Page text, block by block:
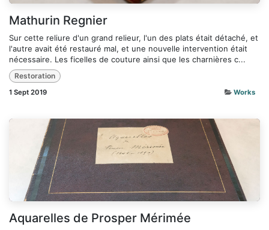
Mathurin Regnier
Sur cette reliure d'un grand relieur, l'un des plats était détaché, et
l'autre avait été restauré mal, et une nouvelle intervention était
nécessaire. Les ficelles de couture ainsi que les charnières c...
Restoration
1 Sept 2019 Works
Aquarelles de Prosper Mérimée